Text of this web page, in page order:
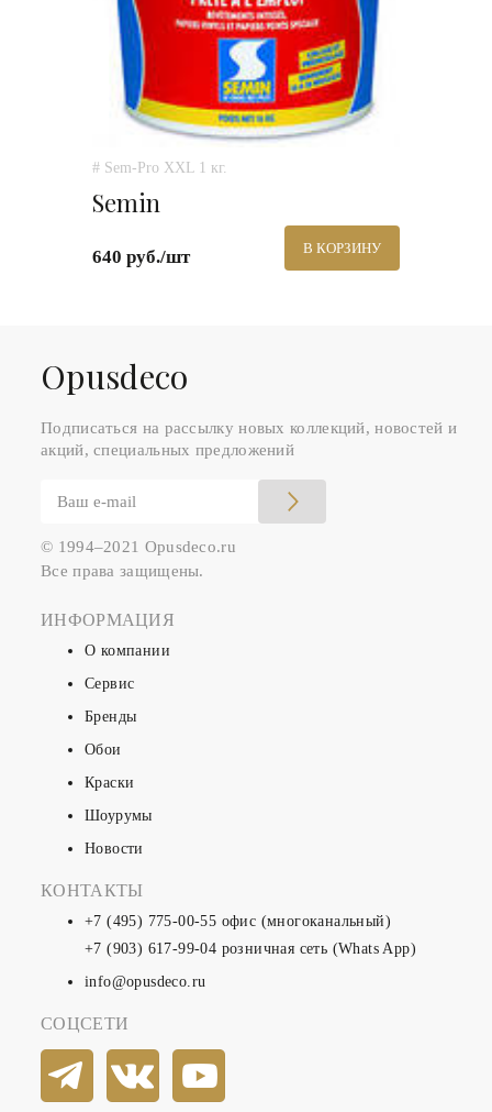
# Sem-Pro XXL 1 кг.
Semin
640 руб./шт В КОРЗИНУ
Оpusdeco
Подписаться на рассылку новых коллекций, новостей и
акций, специальных предложений
© 1994–2021 Opusdeco.ru
Все права защищены.
ИНФОРМАЦИЯ
О компании
Сервис
Бренды
Обои
Краски
Шоурумы
Новости
КОНТАКТЫ
+7 (495) 775-00-55 офис (многоканальный)
+7 (903) 617-99-04 розничная сеть (Whats App)
info@opusdeco.ru
СОЦСЕТИ